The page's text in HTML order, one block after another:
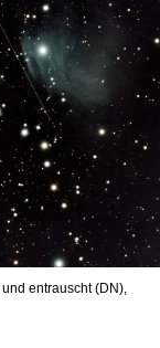
entrauscht (DN),